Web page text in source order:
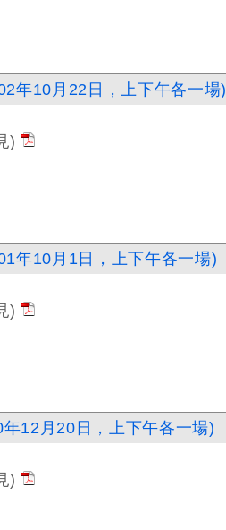
年10月22日，上下午各一場)
)
年10月1日，上下午各一場)
)
12月20日，上下午各一場)
)